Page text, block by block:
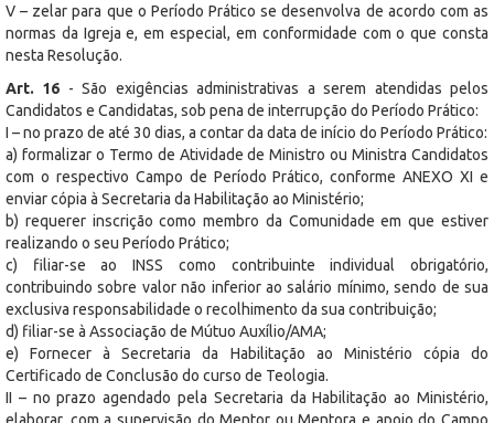
V – zelar para que o Período Prático se desenvolva de acordo com as
normas da Igreja e, em especial, em conformidade com o que consta
nesta Resolução.
Art. 16 - São exigências administrativas a serem atendidas pelos
Candidatos e Candidatas, sob pena de interrupção do Período Prático:
I – no prazo de até 30 dias, a contar da data de início do Período Prático:
a) formalizar o Termo de Atividade de Ministro ou Ministra Candidatos
com o respectivo Campo de Período Prático, conforme ANEXO XI e
enviar cópia à Secretaria da Habilitação ao Ministério;
b) requerer inscrição como membro da Comunidade em que estiver
realizando o seu Período Prático;
c) filiar-se ao INSS como contribuinte individual obrigatório,
contribuindo sobre valor não inferior ao salário mínimo, sendo de sua
exclusiva responsabilidade o recolhimento da sua contribuição;
d) filiar-se à Associação de Mútuo Auxílio/AMA;
e) Fornecer à Secretaria da Habilitação ao Ministério cópia do
Certificado de Conclusão do curso de Teologia.
II – no prazo agendado pela Secretaria da Habilitação ao Ministério,